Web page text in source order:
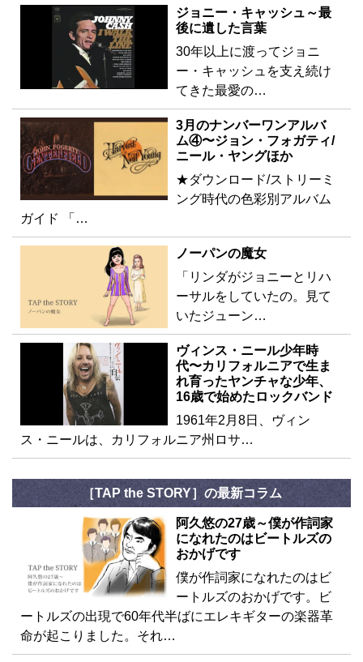
ジョニー・キャッシュ～最
後に遺した言葉
30年以上に渡ってジョニ
ー・キャッシュを支え続け
てきた最愛の…
3月のナンバーワンアルバ
ム④〜ジョン・フォガティ/
ニール・ヤングほか
★ダウンロード/ストリーミ
ング時代の色彩別アルバム
ガイド 「…
ノーパンの魔女
「リンダがジョニーとリハ
ーサルをしていたの。見て
いたジューン…
ヴィンス・ニール少年時
代〜カリフォルニアで生ま
れ育ったヤンチャな少年、
16歳で始めたロックバンド
1961年2月8日、ヴィン
ス・ニールは、カリフォルニア州ロサ…
［TAP the STORY］の最新コラム
阿久悠の27歳～僕が作詞家
になれたのはビートルズの
おかげです
僕が作詞家になれたのはビ
ートルズのおかげです。ビ
ートルズの出現で60年代半ばにエレキギターの楽器革
命が起こりました。それ…